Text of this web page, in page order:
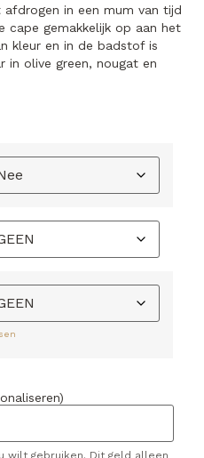
in een mum van tijd
cape gemakkelijk op aan het
kleur en in de badstof is
in olive green, nougat en
wilt gebruiken. Dit geld alleen